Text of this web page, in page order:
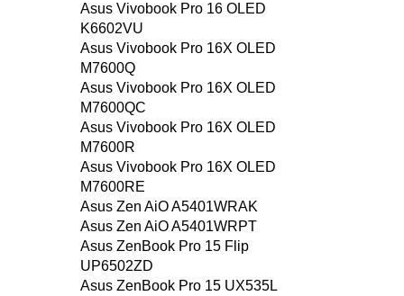
Asus Vivobook Pro 16 OLED
K6602VU
Asus Vivobook Pro 16X OLED
M7600Q
Asus Vivobook Pro 16X OLED
M7600QC
Asus Vivobook Pro 16X OLED
M7600R
Asus Vivobook Pro 16X OLED
M7600RE
Asus Zen AiO A5401WRAK
Asus Zen AiO A5401WRPT
Asus ZenBook Pro 15 Flip
UP6502ZD
Asus ZenBook Pro 15 UX535L